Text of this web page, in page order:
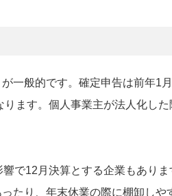
一般的です。確定申告は前年1
ます。個人事業主が法人化し
で12月決算とする企業もありま
たり、年末休業の際に棚卸しや